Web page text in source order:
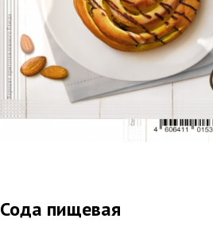
Сода пищевая